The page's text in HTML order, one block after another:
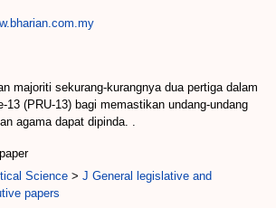
majoriti sekurang-kurangnya dua pertiga dalam
13 (PRU-13) bagi memastikan undang-undang
agama dapat dipinda. .
Science > J General legislative and
papers